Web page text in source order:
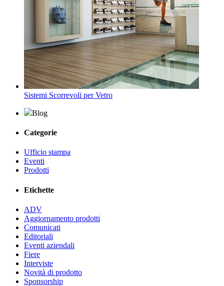
Sistemi Scorrevoli per Vetro
Blog
Categorie
Ufficio stampa
Eventi
Prodotti
Etichette
ADV
Aggiornamento prodotti
Comunicati
Editoriali
Eventi aziendali
Fiere
Interviste
Novità di prodotto
Sponsorship